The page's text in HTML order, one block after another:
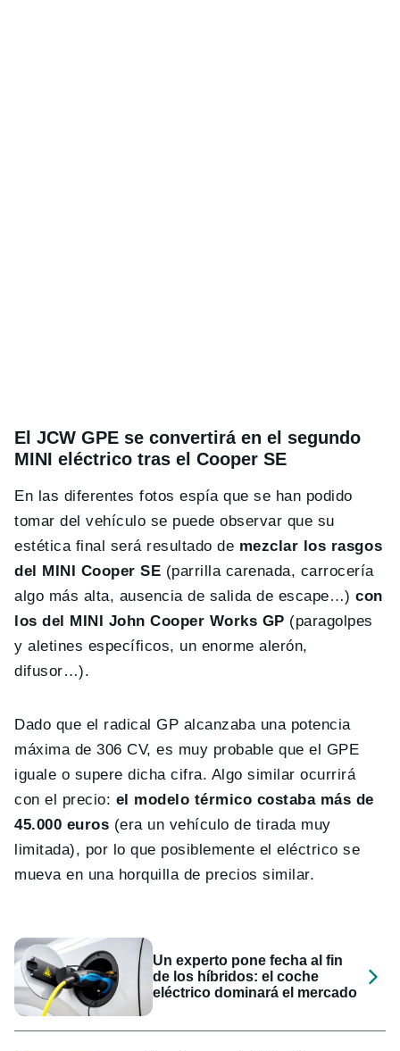
El JCW GPE se convertirá en el segundo
MINI eléctrico tras el Cooper SE
En las diferentes fotos espía que se han podido
tomar del vehículo se puede observar que su
estética final será resultado de mezclar los rasgos
del MINI Cooper SE (parrilla carenada, carrocería
algo más alta, ausencia de salida de escape…) con
los del MINI John Cooper Works GP (paragolpes
y aletines específicos, un enorme alerón,
difusor…).
Dado que el radical GP alcanzaba una potencia
máxima de 306 CV, es muy probable que el GPE
iguale o supere dicha cifra. Algo similar ocurrirá
con el precio: el modelo térmico costaba más de
45.000 euros (era un vehículo de tirada muy
limitada), por lo que posiblemente el eléctrico se
mueva en una horquilla de precios similar.
Un experto pone fecha al fin
de los híbridos: el coche
eléctrico dominará el mercado